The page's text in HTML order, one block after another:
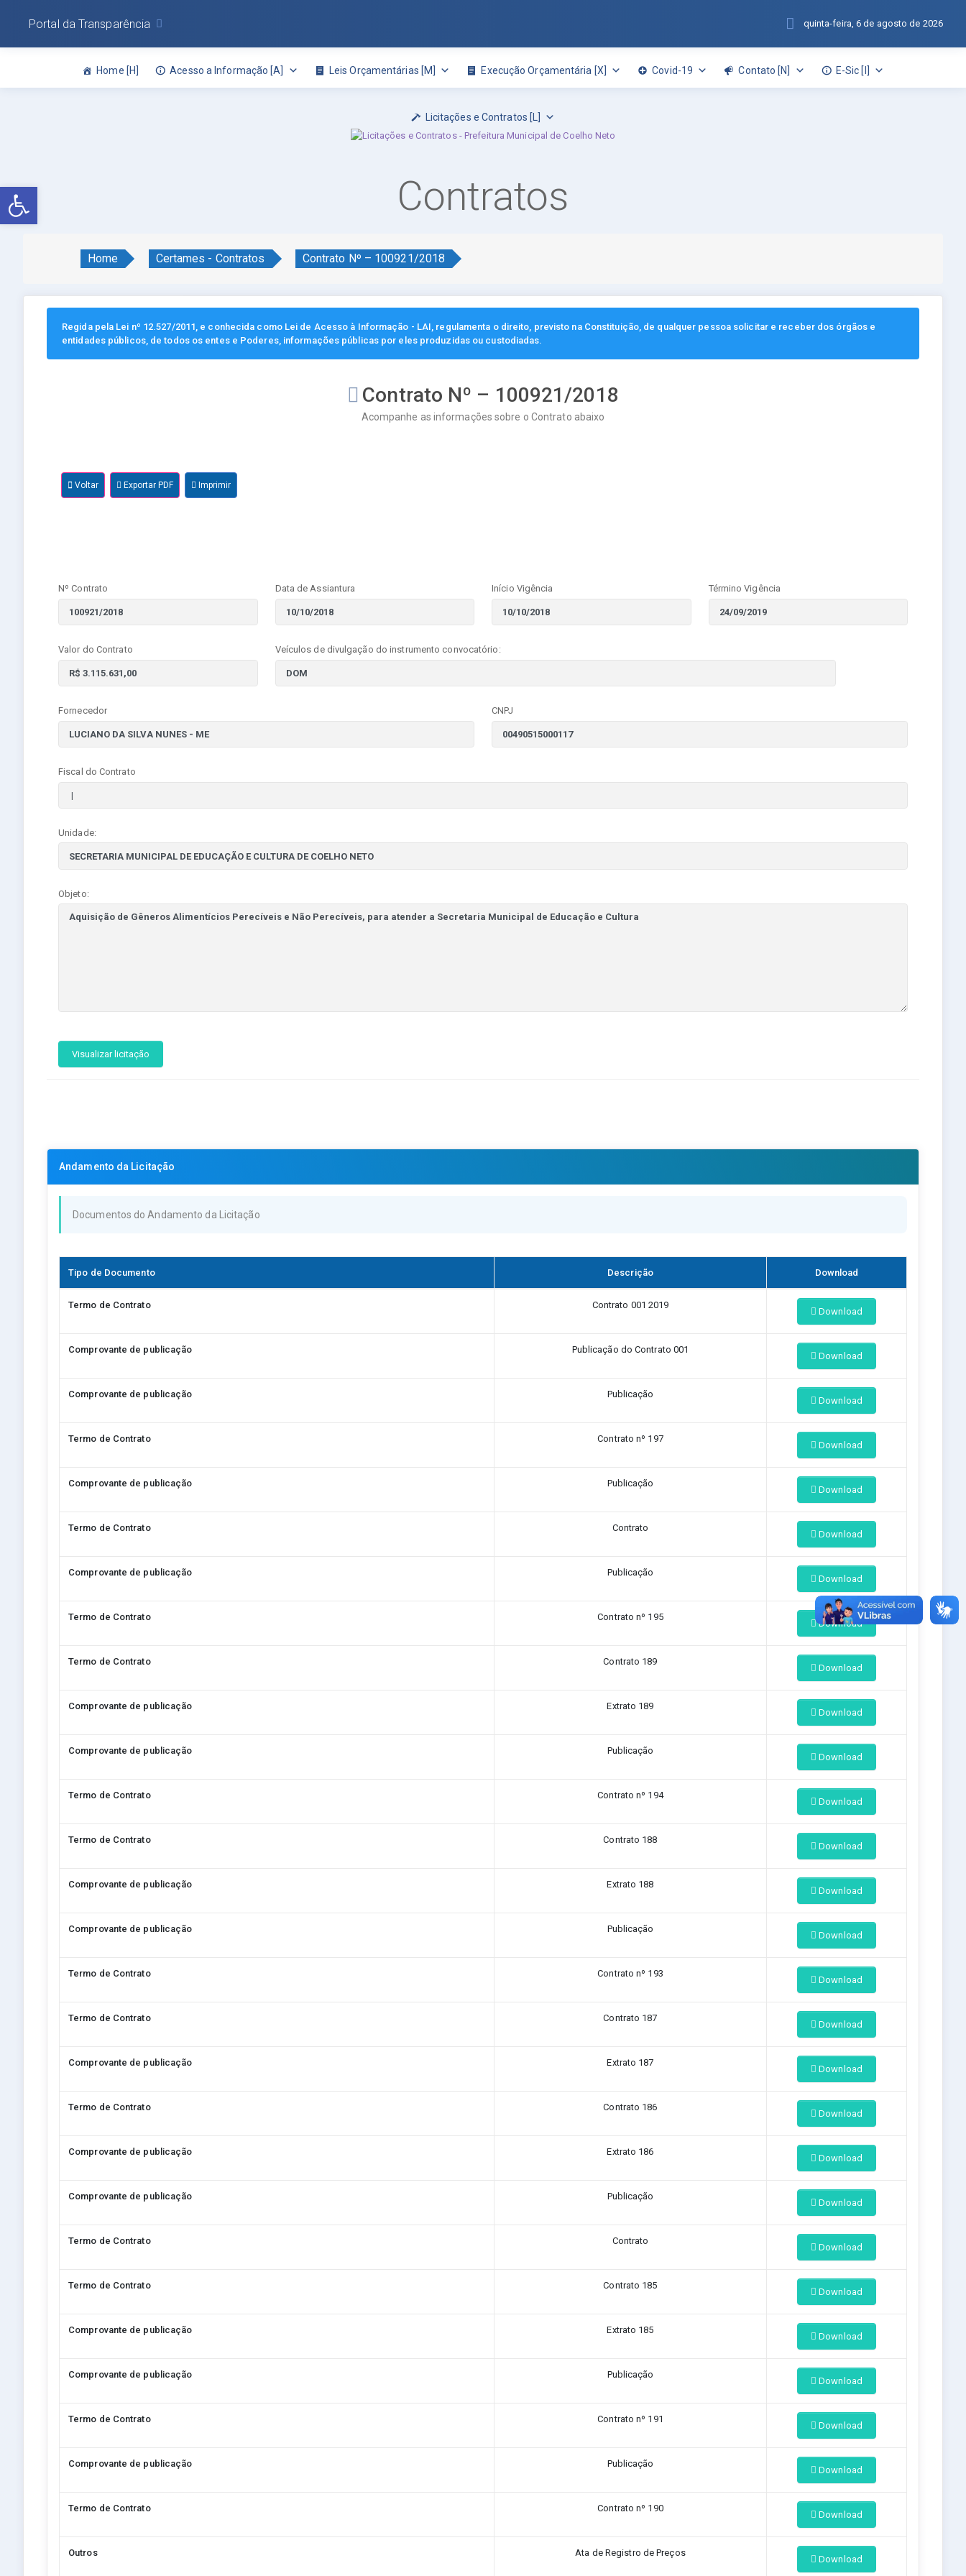
Abrir a barra de ferramentas
Home [H] Acesso a Informação [A] Leis Orçamentárias [M] Execução Orçamentária [X] Covid-19 Contato [N] E-Sic [I]
Licitações e Contratos [L]
Portal da Transparência quinta-feira, 6 de agosto de 2026
Contratos
Home Certames - Contratos Contrato Nº – 100921/2018
Regida pela Lei nº 12.527/2011, e conhecida como Lei de Acesso à Informação - LAI, regulamenta o direito, previsto na Constituição, de qualquer pessoa solicitar e receber dos órgãos e
entidades públicos, de todos os entes e Poderes, informações públicas por eles produzidas ou custodiadas.
Contrato Nº – 100921/2018
Acompanhe as informações sobre o Contrato abaixo
Voltar Exportar PDF Imprimir
Nº Contrato Data de Assiantura Início Vigência Término Vigência
Valor do Contrato Veículos de divulgação do instrumento convocatório:
Fornecedor CNPJ
Fiscal do Contrato
Unidade:
Objeto:
Visualizar licitação
Andamento da Licitação
Documentos do Andamento da Licitação
Tipo de Documento Descrição Download
Termo de Contrato Contrato 001 2019
Download
Comprovante de publicação Publicação do Contrato 001
Download
Comprovante de publicação Publicação
Download
Termo de Contrato Contrato nº 197
Download
Comprovante de publicação Publicação
Download
Termo de Contrato Contrato
Download
Comprovante de publicação Publicação
Download
Termo de Contrato Contrato nº 195
Download
Termo de Contrato Contrato 189
Download
Comprovante de publicação Extrato 189
Download
Comprovante de publicação Publicação
Download
Termo de Contrato Contrato nº 194
Download
Termo de Contrato Contrato 188
Download
Comprovante de publicação Extrato 188
Download
Comprovante de publicação Publicação
Download
Termo de Contrato Contrato nº 193
Download
Termo de Contrato Contrato 187
Download
Comprovante de publicação Extrato 187
Download
Termo de Contrato Contrato 186
Download
Comprovante de publicação Extrato 186
Download
Comprovante de publicação Publicação
Download
Termo de Contrato Contrato
Download
Termo de Contrato Contrato 185
Download
Comprovante de publicação Extrato 185
Download
Comprovante de publicação Publicação
Download
Termo de Contrato Contrato nº 191
Download
Comprovante de publicação Publicação
Download
Termo de Contrato Contrato nº 190
Download
Outros Ata de Registro de Preços
Download